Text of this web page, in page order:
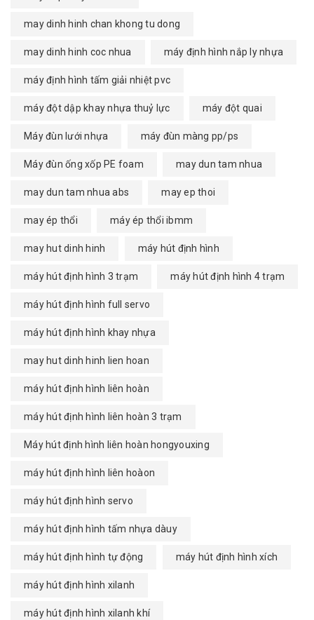
may dinh hinh chan khong tu dong
may dinh hinh coc nhua máy định hình nắp ly nhựa
máy định hình tấm giải nhiệt pvc
máy đột dập khay nhựa thuỷ lực máy đột quai
Máy đùn lưới nhựa máy đùn màng pp/ps
Máy đùn ống xốp PE foam may dun tam nhua
may dun tam nhua abs may ep thoi
may ép thổi máy ép thổi ibmm
may hut dinh hinh máy hút định hình
máy hút định hình 3 trạm máy hút định hình 4 trạm
máy hút định hình full servo
máy hút định hình khay nhựa
may hut dinh hinh lien hoan
máy hút định hình liên hoàn
máy hút định hình liên hoàn 3 trạm
Máy hút định hình liên hoàn hongyouxing
máy hút định hình liên hoàon
máy hút định hình servo
máy hút định hình tấm nhựa dàuy
máy hút định hình tự động máy hút định hình xích
máy hút định hình xilanh
máy hút định hình xilanh khí